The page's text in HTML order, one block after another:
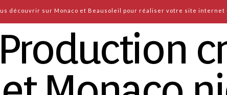
découvrir sur Monaco et Beausoleil pour réaliser votre site